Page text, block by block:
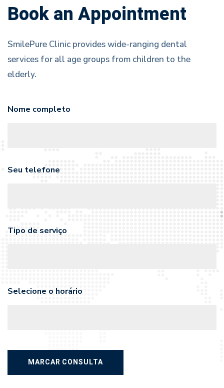
Book an Appointment
SmilePure Clinic provides wide-ranging dental
services for all age groups from children to the
elderly.
Nome completo
Seu telefone
Tipo de serviço
Selecione o horário